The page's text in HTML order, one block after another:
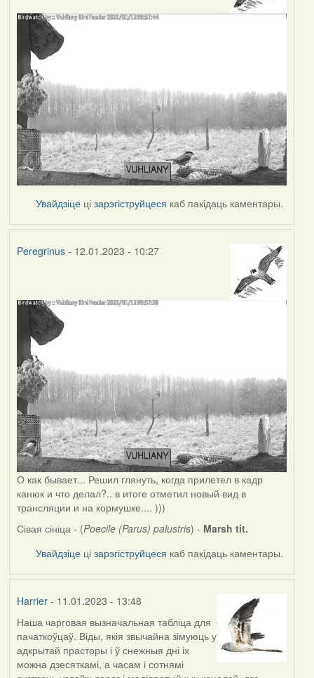
Увайдзіце цізарэгіструйцеся каб пакідаць каментары.
Peregrinus- 12.01.2023 - 10:27
О как бывает... Решил глянуть, когда прилетел в кадр
канюк и что делал?.. в итоге отметил новый вид в
трансляции и на кормушке.... )))
Сівая сініца - (Poecile (Parus) palustris) - Marsh tit.
Увайдзіце цізарэгіструйцеся каб пакідаць каментары.
Harrier- 11.01.2023 - 13:48
Наша чарговая вызначальная табліца для
пачаткоўцаў. Віды, якія звычайна зімуюць у
адкрытай прасторы і ў снежныя дні іх
можна дзесяткамі, а часам і сотнямі